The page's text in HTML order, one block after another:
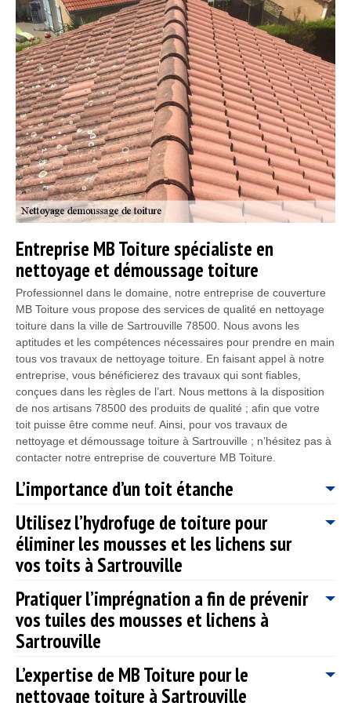
Entreprise MB Toiture spécialiste en
nettoyage et démoussage toiture
Professionnel dans le domaine, notre entreprise de couverture
MB Toiture vous propose des services de qualité en nettoyage
toiture dans la ville de Sartrouville 78500. Nous avons les
aptitudes et les compétences nécessaires pour prendre en main
tous vos travaux de nettoyage toiture. En faisant appel à notre
entreprise, vous bénéficierez des travaux qui sont fiables,
conçues dans les règles de l’art. Nous mettons à la disposition
de nos artisans 78500 des produits de qualité ; afin que votre
toit puisse être comme neuf. Ainsi, pour vos travaux de
nettoyage et démoussage toiture à Sartrouville ; n’hésitez pas à
contacter notre entreprise de couverture MB Toiture.
L’importance d’un toit étanche
Afin que votre toit puisse être parfaitement étanche ; il est
indispensable de bien l’entretenir et cela pour éviter également
à votre charpente et à votre maison de subir de gros dégâts à
cause des fuites d’eau de pluie qui passe par votre toiture.
Disposant de plusieurs années d’expérience, notre entreprise
MB Toiture est spécialisée dans le domaine et nous avons les
compétences requis pour renforcer l’étanchéité de votre toiture
à Sartrouville 78500 et cela peu quel que soit le type de
Utilisez l’hydrofuge de toiture pour
éliminer les mousses et les lichens sur
vos toits à Sartrouville
Les solutions hydrofuges sont utilisées pour la prévention contre
le retour des mousses. Même si l’application des solutions
hydrofuges ne soit pas impérative, il est toujours plus mieux de
prévenir que guérir. Dans ce cas, les mousses peuvent s’en
prendre à votre toit dès que vous ne respectez pas les
conditions et les moyens de prévention. Les solutions
hydrofuges servent à empêcher les végétaux de s’installer sur
Pratiquer l’imprégnation a fin de prévenir
vos tuiles des mousses et lichens à
Sartrouville
Une des méthodes de traitement de prévention pour la
protection des tuiles encore en bon état est l’imprégnation. Le
L’expertise de MB Toiture pour le
nettoyage toiture à Sartrouville